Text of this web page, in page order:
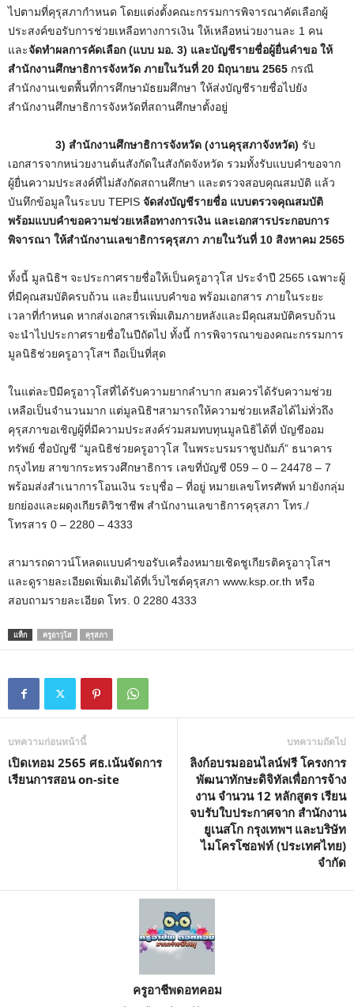
ไปตามที่คุรุสภากำหนด โดยแต่งตั้งคณะกรรมการพิจารณาคัดเลือกผู้
ประสงค์ขอรับการช่วยเหลือทางการเงิน ให้เหลือหน่วยงานละ 1 คน
และจัดทำผลการคัดเลือก (แบบ มอ. 3) และบัญชีรายชื่อผู้ยื่นคำขอ ให้
สำนักงานศึกษาธิการจังหวัด ภายในวันที่ 20 มิถุนายน 2565 กรณี
สำนักงานเขตพื้นที่การศึกษามัธยมศึกษา ให้ส่งบัญชีรายชื่อไปยัง
สำนักงานศึกษาธิการจังหวัดที่สถานศึกษาตั้งอยู่
3) สำนักงานศึกษาธิการจังหวัด (งานคุรุสภาจังหวัด) รับ
เอกสารจากหน่วยงานต้นสังกัดในสังกัดจังหวัด รวมทั้งรับแบบคำขอจาก
ผู้ยื่นความประสงค์ที่ไม่สังกัดสถานศึกษา และตรวจสอบคุณสมบัติ แล้ว
บันทึกข้อมูลในระบบ TEPIS จัดส่งบัญชีรายชื่อ แบบตรวจคุณสมบัติ
พร้อมแบบคำขอความช่วยเหลือทางการเงิน และเอกสารประกอบการ
พิจารณา ให้สำนักงานเลขาธิการคุรุสภา ภายในวันที่ 10 สิงหาคม 2565
ทั้งนี้ มูลนิธิฯ จะประกาศรายชื่อให้เป็นครูอาวุโส ประจำปี 2565 เฉพาะผู้
ที่มีคุณสมบัติครบถ้วน และยื่นแบบคำขอ พร้อมเอกสาร ภายในระยะ
เวลาที่กำหนด หากส่งเอกสารเพิ่มเติมภายหลังและมีคุณสมบัติครบถ้วน
จะนำไปประกาศรายชื่อในปีถัดไป ทั้งนี้ การพิจารณาของคณะกรรมการ
มูลนิธิช่วยครูอาวุโสฯ ถือเป็นที่สุด
ในแต่ละปีมีครูอาวุโสที่ได้รับความยากลำบาก สมควรได้รับความช่วย
เหลือเป็นจำนวนมาก แต่มูลนิธิฯสามารถให้ความช่วยเหลือได้ไม่ทั่วถึง
คุรุสภาขอเชิญผู้ที่มีความประสงค์ร่วมสมทบทุนมูลนิธิได้ที่ บัญชีออม
ทรัพย์ ชื่อบัญชี “มูลนิธิช่วยครูอาวุโส ในพระบรมราชูปถัมภ์” ธนาคาร
กรุงไทย สาขากระทรวงศึกษาธิการ เลขที่บัญชี 059 – 0 – 24478 – 7
พร้อมส่งสำเนาการโอนเงิน ระบุชื่อ – ที่อยู่ หมายเลขโทรศัพท์ มายังกลุ่ม
ยกย่องและผดุงเกียรติวิชาชีพ สำนักงานเลขาธิการคุรุสภา โทร./
โทรสาร 0 – 2280 – 4333
สามารถดาวน์โหลดแบบคำขอรับเครื่องหมายเชิดชูเกียรติครูอาวุโสฯ
และดูรายละเอียดเพิ่มเติมได้ที่เว็บไซต์คุรุสภา www.ksp.or.th หรือ
สอบถามรายละเอียด โทร. 0 2280 4333
แท็ก ครูอาวุโส คุรุสภา
บทความก่อนหน้านี้
เปิดเทอม 2565 ศธ.เน้นจัดการ
เรียนการสอน on-site
บทความถัดไป
ลิงก์อบรมออนไลน์ฟรี โครงการ
พัฒนาทักษะดิจิทัลเพื่อการจ้าง
งาน จำนวน 12 หลักสูตร เรียน
จบรับใบประกาศจาก สำนักงาน
ยูเนสโก กรุงเทพฯ และบริษัท
ไมโครโซอฟท์ (ประเทศไทย)
จำกัด
ครูอาชีพดอทคอม